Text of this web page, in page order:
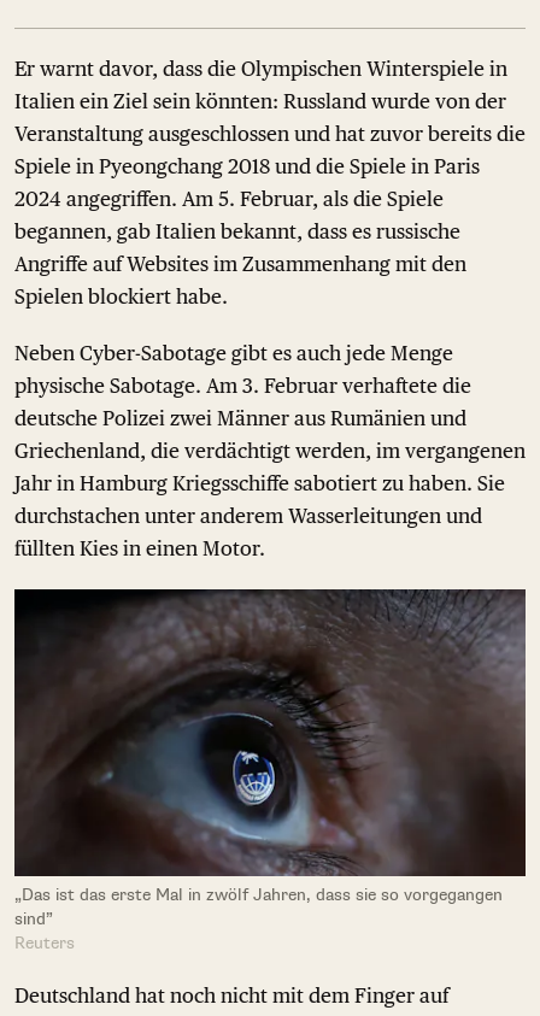
Er warnt davor, dass die Olympischen Winterspiele in
Italien ein Ziel sein könnten: Russland wurde von der
Veranstaltung ausgeschlossen und hat zuvor bereits die
Spiele in Pyeongchang 2018 und die Spiele in Paris
2024 angegriffen. Am 5. Februar, als die Spiele
begannen, gab Italien bekannt, dass es russische
Angriffe auf Websites im Zusammenhang mit den
Spielen blockiert habe.
Neben Cyber-Sabotage gibt es auch jede Menge
physische Sabotage. Am 3. Februar verhaftete die
deutsche Polizei zwei Männer aus Rumänien und
Griechenland, die verdächtigt werden, im vergangenen
Jahr in Hamburg Kriegsschiffe sabotiert zu haben. Sie
durchstachen unter anderem Wasserleitungen und
füllten Kies in einen Motor.
„Das ist das erste Mal in zwölf Jahren, dass sie so vorgegangen
sind”
Reuters
Deutschland hat noch nicht mit dem Finger auf